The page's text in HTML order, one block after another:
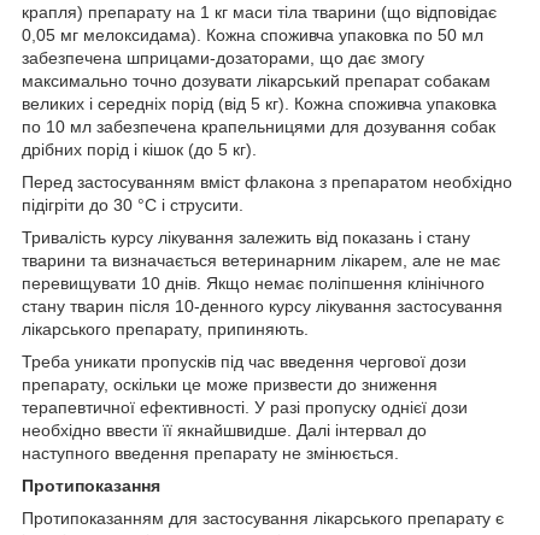
крапля) препарату на 1 кг маси тіла тварини (що відповідає
0,05 мг мелоксидама). Кожна споживча упаковка по 50 мл
забезпечена шприцами-дозаторами, що дає змогу
максимально точно дозувати лікарський препарат собакам
великих і середніх порід (від 5 кг). Кожна споживча упаковка
по 10 мл забезпечена крапельницями для дозування собак
дрібних порід і кішок (до 5 кг).
Перед застосуванням вміст флакона з препаратом необхідно
підігріти до 30 °C і струсити.
Тривалість курсу лікування залежить від показань і стану
тварини та визначається ветеринарним лікарем, але не має
перевищувати 10 днів. Якщо немає поліпшення клінічного
стану тварин після 10-денного курсу лікування застосування
лікарського препарату, припиняють.
Треба уникати пропусків під час введення чергової дози
препарату, оскільки це може призвести до зниження
терапевтичної ефективності. У разі пропуску однієї дози
необхідно ввести її якнайшвидше. Далі інтервал до
наступного введення препарату не змінюється.
Протипоказання
Протипоказанням для застосування лікарського препарату є